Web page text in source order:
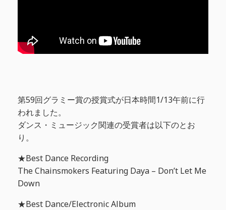
第59回グラミー賞の授賞式が日本時間1/13午前に行
われました。
ダンス・ミュージック関連の受賞者は以下のとお
り。
★Best Dance Recording
The Chainsmokers Featuring Daya – Don’t Let Me
Down
★Best Dance/Electronic Album